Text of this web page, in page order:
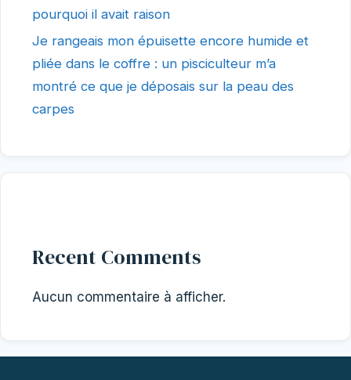
pourquoi il avait raison
Je rangeais mon épuisette encore humide et
pliée dans le coffre : un pisciculteur m’a
montré ce que je déposais sur la peau des
carpes
Recent Comments
Aucun commentaire à afficher.